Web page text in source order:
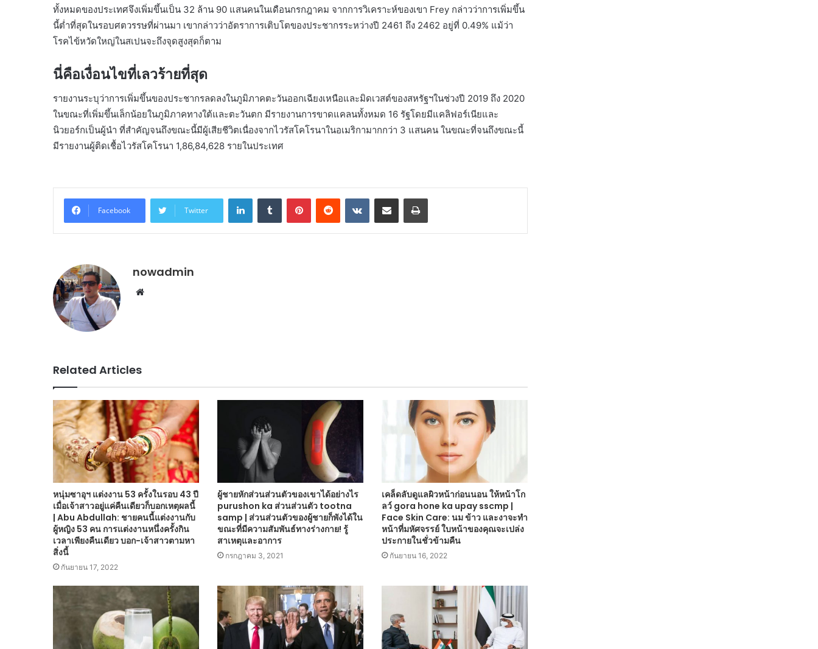
ทั้งหมดของประเทศจึงเพิ่มขึ้นเป็น 32 ล้าน 90 แสนคนในเดือนกรกฎาคม จากการวิเคราะห์ของเขา Frey กล่าวว่าการเพิ่มขึ้น
นี้ต่ำที่สุดในรอบศตวรรษที่ผ่านมา เขากล่าวว่าอัตราการเติบโตของประชากรระหว่างปี 2461 ถึง 2462 อยู่ที่ 0.49% แม้ว่า
โรคไข้หวัดใหญ่ในสเปนจะถึงจุดสูงสุดก็ตาม
นี่คือเงื่อนไขที่เลวร้ายที่สุด
รายงานระบุว่าการเพิ่มขึ้นของประชากรลดลงในภูมิภาคตะวันออกเฉียงเหนือและมิดเวสต์ของสหรัฐฯในช่วงปี 2019 ถึง 2020
ในขณะที่เพิ่มขึ้นเล็กน้อยในภูมิภาคทางใต้และตะวันตก มีรายงานการขาดแคลนทั้งหมด 16 รัฐโดยมีแคลิฟอร์เนียและ
นิวยอร์กเป็นผู้นำ ที่สำคัญจนถึงขณะนี้มีผู้เสียชีวิตเนื่องจากไวรัสโคโรนาในอเมริกามากกว่า 3 แสนคน ในขณะที่จนถึงขณะนี้
มีรายงานผู้ติดเชื้อไวรัสโคโรนา 1,86,84,628 รายในประเทศ
Facebook Twitter
LinkedInTumblr PinterestReddit VKontakteShare via Email Print
nowadmin
Website
Related Articles
หนุ่มซาอุฯ แต่งงาน 53 ครั้งในรอบ 43 ปี
เมื่อเจ้าสาวอยู่แค่คืนเดียวก็บอกเหตุผลนี้
| Abu Abdullah: ชายคนนี้แต่งงานกับ
ผู้หญิง 53 คน การแต่งงานหนึ่งครั้งกิน
เวลาเพียงคืนเดียว บอก-เจ้าสาวตามหา
สิ่งนี้
กันยายน 17, 2022
ผู้ชายหักส่วนส่วนตัวของเขาได้อย่างไร
purushon ka ส่วนส่วนตัว tootna
samp | ส่วนส่วนตัวของผู้ชายก็พังได้ใน
ขณะที่มีความสัมพันธ์ทางร่างกาย! รู้
สาเหตุและอาการ
กรกฎาคม 3, 2021
เคล็ดลับดูแลผิวหน้าก่อนนอน ให้หน้าโก
ลว์ gora hone ka upay sscmp |
Face Skin Care: นม ข้าว และงาจะทำ
หน้าที่มหัศจรรย์ ใบหน้าของคุณจะเปล่ง
ประกายในชั่วข้ามคืน
กันยายน 16, 2022